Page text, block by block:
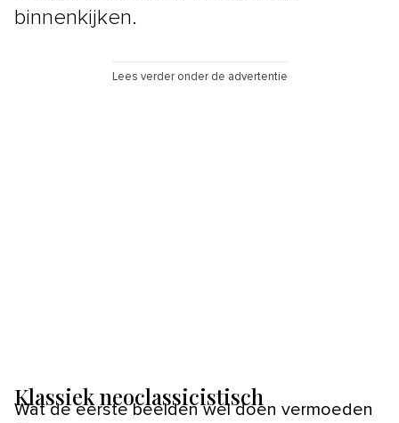
binnenkijken.
Lees verder onder de advertentie
Klassiek neoclassicistisch
Wat de eerste beelden wel doen vermoeden